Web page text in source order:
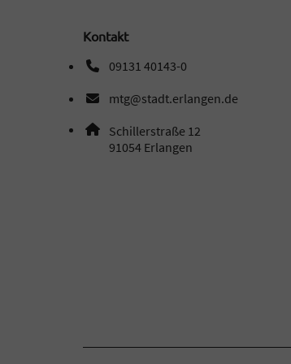
Kontakt
09131 40143-0
Telefonnummer: 0 9 1 3 1 4 0 1 4 3 0
mtg@stadt.erlangen.de
E-Mail Adresse: mtg@stadt.erlangen.de
Adresse:
Schillerstraße 12
91054 , 9 1 0 5 4
Erlangen